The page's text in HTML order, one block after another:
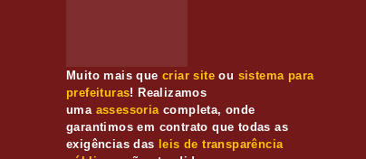
Muito mais quecriar site ou sistema para
prefeituras! Realizamos
uma assessoriacompleta, onde
garantimos em contrato que todas as
exigências das leis de transparência